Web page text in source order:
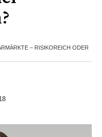
– RISIKOREICH ODER